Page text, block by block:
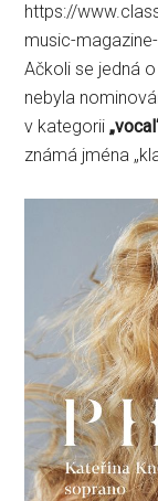
https://
music-
Ačkoli se jedná
nebyla
v kategorii
známá jména